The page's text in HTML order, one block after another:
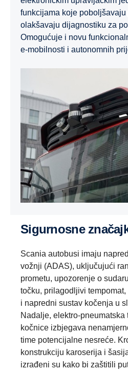
funkcijama koje poboljšavaju
olakšavaju dijagnostiku za
Omogućuje i novu
e-mobilnosti i autonomnih
Sigurnosne
Scania autobusi imaju
vožnji (ADAS), uključujući
prometu, upozorenje o
točku, prilagodljivi
i napredni sustav kočenja u
Nadalje, elektro-
kočnice izbjegava
time potencijalne nesreće.
konstrukciju karoserija i
izrađeni su kako bi zaštitili